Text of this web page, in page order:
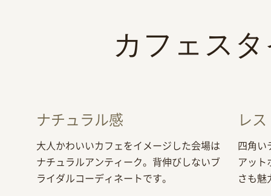
カフェス
ナチュラル感
大人かわいいカフェをイメージした会場は
ナチュラルアンティーク。背伸びしないブ
ライダルコーディネートです。
レ
四角い
アット
さも魅